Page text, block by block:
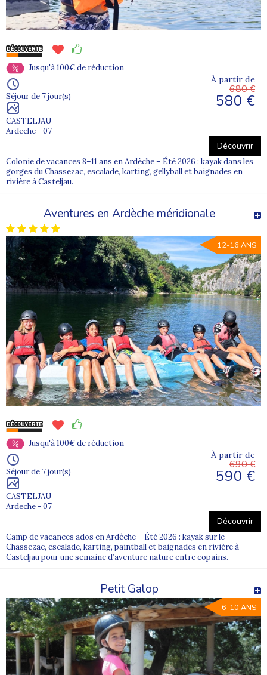
Jusqu'à 100€ de réduction
Séjour de 7 jour(s)
CASTELJAU
Ardeche - 07
À partir de
680 €
580 €
Découvrir
Colonie de vacances 8–11 ans en Ardèche – Été 2026 : kayak dans les
gorges du Chassezac, escalade, karting, gellyball et baignades en
rivière à Casteljau.
Aventures en Ardèche méridionale
12-16 ANS
Jusqu'à 100€ de réduction
Séjour de 7 jour(s)
CASTELJAU
Ardeche - 07
À partir de
690 €
590 €
Découvrir
Camp de vacances ados en Ardèche – Été 2026 : kayak sur le
Chassezac, escalade, karting, paintball et baignades en rivière à
Casteljau pour une semaine d’aventure nature entre copains.
Petit Galop
6-10 ANS